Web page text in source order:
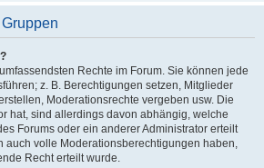
Rechte im Forum. Sie können jede
z. B. Berechtigungen setzen, Mitglieder
Moderationsrechte vergeben usw. Die
hat, sind allerdings davon abhängig, welche
Forums oder ein anderer Administrator erteilt
auch volle Moderationsberechtigungen haben,
Recht erteilt wurde.